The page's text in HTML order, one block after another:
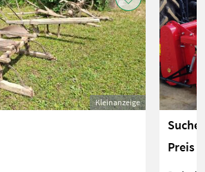
Kleinanzeige
Preis